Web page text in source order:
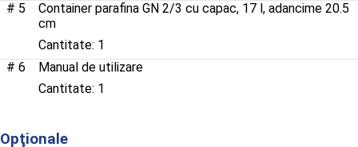
5
Container parafina GN 2/3 cu capac, 17 l, adancime 20.5
cm
1
6
Manual de utilizare
1
Opţionale